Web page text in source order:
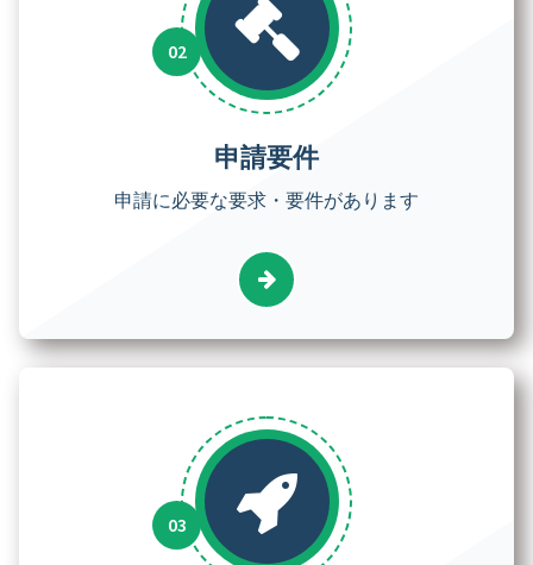
申請要件
申請に必要な要求・要件があります